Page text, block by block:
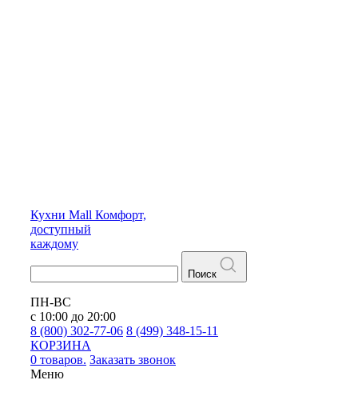
Кухни Mall Комфорт,
доступный
каждому
Поиск
ПН-ВС
с 10:00 до 20:00
8 (800) 302-77-06 8 (499) 348-15-11
КОРЗИНА
0 товаров. Заказать звонок
Меню